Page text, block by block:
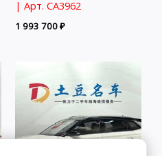
| Арт. CA3962
1 993 700₽